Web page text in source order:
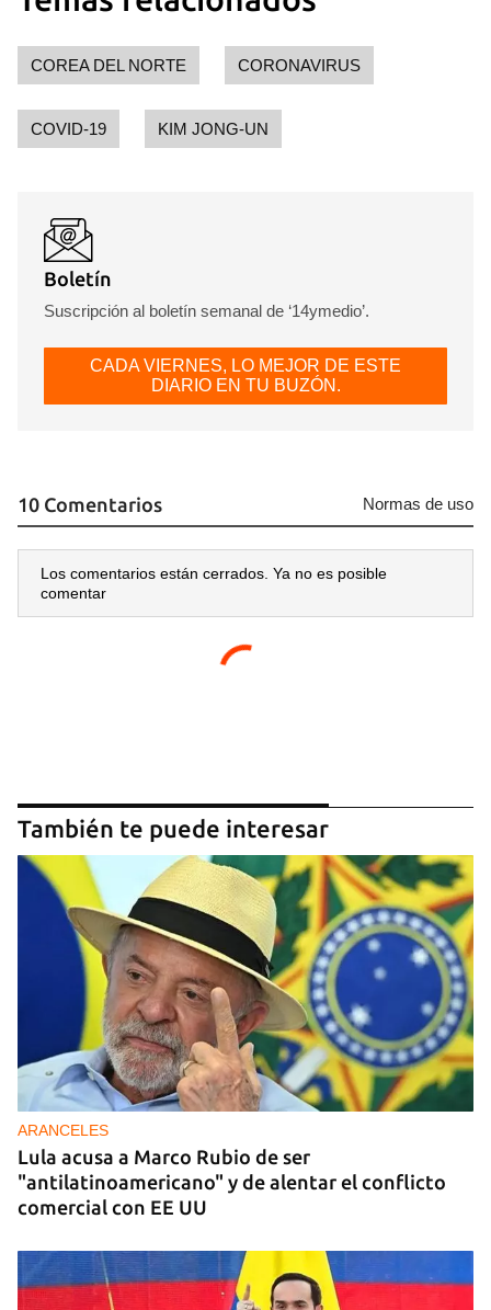
iniciar sesión con tu cuenta de 14ymedio.
COREA DEL NORTE CORONAVIRUS
COVID-19 KIM JONG-UN
Boletín
Suscripción al boletín semanal de ‘14ymedio’.
CADA VIERNES, LO MEJOR DE ESTE
DIARIO EN TU BUZÓN.
10 Comentarios Normas de uso
Los comentarios están cerrados. Ya no es posible
comentar
También te puede interesar
ARANCELES
Lula acusa a Marco Rubio de ser
"antilatinoamericano" y de alentar el conflicto
comercial con EE UU